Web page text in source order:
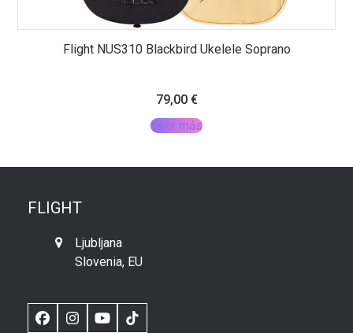
Flight NUS310 Blackbird Ukelele Soprano
79,00 €
Leer más
FLIGHT
Ljubljana
Slovenia, EU
FacebookInstagram
YouTubeTikTok